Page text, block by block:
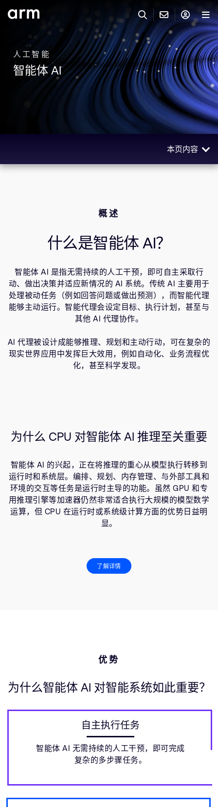
搜索
联系 ARM
联系技术支持
IP 技术支持
一般 IP 授权方案
Arm 廉洁举报热线
通报安全漏洞
Arm 全球总部
110 Fulbourn Road
CB1 9NJ
Tel: + 44(1223) 400 400 [总机]
Fax: + 44(1223) 400 410
ARM 帐号
ARM 账户
登录以访问您的 Arm 账户。
需要 Arm ID 吗？ 在此注册
快捷链接
控制台
管理您的账户
用户个人资料
产品
应用市场
人工智能
智能体 AI
本页内容
概述
概述
什么是智能体 AI？
智能体 AI 是指无需持续的人工干预，即可自主采取行
动、做出决策并适应新情况的 AI 系统。传统 AI 主要用于
处理被动任务（例如回答问题或做出预测），而智能代理
能够主动运行。智能代理会设定目标、执行计划，甚至与
其他 AI 代理协作。
AI 代理被设计成能够推理、规划和主动行动，可在复杂的
现实世界应用中发挥巨大效用，例如自动化、业务流程优
化，甚至科学发现。
为什么 CPU 对智能体 AI 推理至关重要
智能体 AI 的兴起，正在将推理的重心从模型执行转移到
运行时和系统层。编排、规划、内存管理、与外部工具和
环境的交互等任务是运行时主导的功能。虽然 GPU 和专
用推理引擎等加速器仍然非常适合执行大规模的模型数学
运算，但 CPU 在运行时或系统级计算方面的优势日益明
显。
了解详情
优势
为什么智能体 AI 对智能系统如此重要？
自主执行任务
智能体 AI 无需持续的人工干预，即可完成
复杂的多步骤任务。